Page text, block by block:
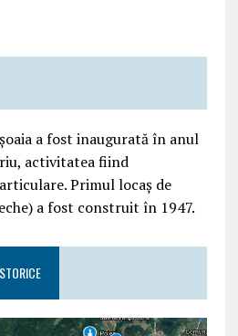
a fost inaugurată în anul
activitatea fiind
Primul locaș de
a fost construit în 1947.